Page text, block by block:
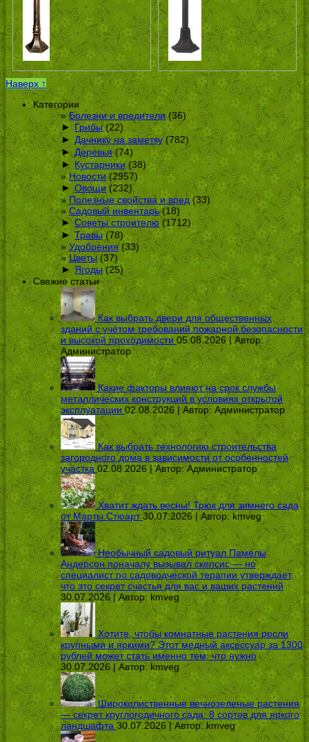
Наверх ↑
Категории
Болезни и вредители(36)
► Грибы(22)
► Дачнику на заметку(782)
► Деревья(74)
► Кустарники(38)
Новости(2957)
► Овощи (232)
Полезные свойства и вред(33)
Садовый инвентарь(18)
► Советы строителю(1712)
► Травы(78)
Удобрения(33)
Цветы(37)
► Ягоды(25)
Свежие статьи
Как выбрать двери для общественных
зданий с учётом требований пожарной безопасности
и высокой проходимости 05.08.2026 | Автор:
Администратор
Какие факторы влияют на срок службы
металлических конструкций в условиях открытой
эксплуатации 02.08.2026 | Автор: Администратор
Как выбрать технологию строительства
загородного дома в зависимости от особенностей
участка 02.08.2026 | Автор:Администратор
Хватит ждать весны! Трюк для зимнего сада
от Марты Стюарт 30.07.2026 | Автор: kmveg
Необычный садовый ритуал Памелы
Андерсон поначалу вызывал скепсис — но
специалист по садоводческой терапии утверждает,
что это секрет счастья для вас и ваших растений
30.07.2026 | Автор: kmveg
Хотите, чтобы комнатные растения росли
крупными и яркими? Этот медный аксессуар за 1300
рублей может стать именно тем, что нужно
30.07.2026 | Автор:kmveg
Широколиственные вечнозеленые растения
— секрет круглогодичного сада: 8 сортов для яркого
ландшафта 30.07.2026 | Автор:kmveg